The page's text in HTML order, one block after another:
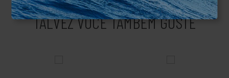
TALVEZ VOCÊ TAMBÉM GOSTE